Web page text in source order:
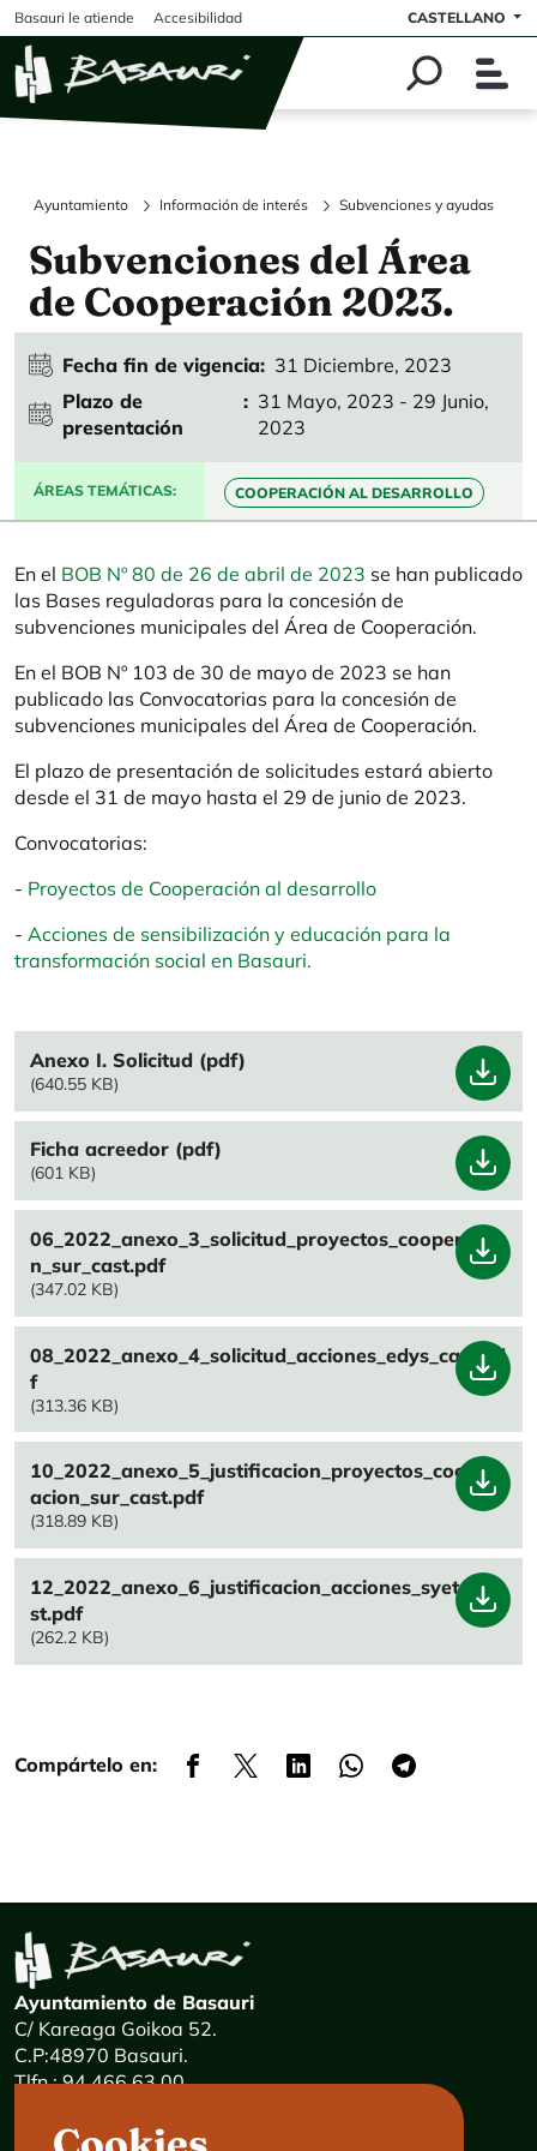
Pasar al contenido principal
Basauri le atiende Accesibilidad CASTELLANO
Ayuntamiento Información de interés Subvenciones y ayudas
Subvenciones del Área
de Cooperación 2023.
Fecha fin de vigencia
31 Diciembre, 2023
Plazo de
presentación
31 Mayo, 2023 - 29 Junio,
2023
ÁREAS TEMÁTICAS COOPERACIÓN AL DESARROLLO
En el BOB Nº 80 de 26 de abril de 2023 se han publicado
las Bases reguladoras para la concesión de
subvenciones municipales del Área de Cooperación.
En el BOB Nº 103 de 30 de mayo de 2023 se han
publicado las Convocatorias para la concesión de
subvenciones municipales del Área de Cooperación.
El plazo de presentación de solicitudes estará abierto
desde el 31 de mayo hasta el 29 de junio de 2023.
Convocatorias:
- Proyectos de Cooperación al desarrollo
- Acciones de sensibilización y educación para la
transformación social en Basauri.
File
Anexo I. Solicitud (pdf)
(640.55 KB)
File
Ficha acreedor (pdf)
(601 KB)
File
06_2022_anexo_3_solicitud_proyectos_cooperacio
n_sur_cast.pdf
(347.02 KB)
File
08_2022_anexo_4_solicitud_acciones_edys_cast.pd
f
(313.36 KB)
File
10_2022_anexo_5_justificacion_proyectos_cooper
acion_sur_cast.pdf
(318.89 KB)
File
12_2022_anexo_6_justificacion_acciones_syets_ca
st.pdf
(262.2 KB)
Compártelo en:
Ayuntamiento de Basauri
C/ Kareaga Goikoa 52.
C.P:48970 Basauri.
Tlfn.: 94 466 63 00
E-mail: haz@basauri.eus